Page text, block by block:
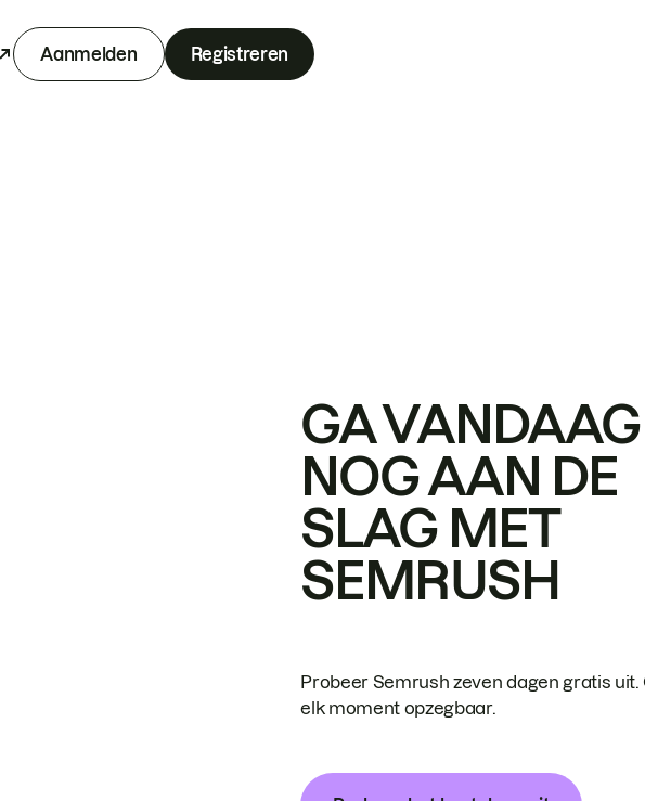
Aanmelden Registreren
GA VANDAAG
NOG AAN DE
SLAG MET
SEMRUSH
Probeer Semrush zeven dagen gratis uit.
elk moment opzegbaar.